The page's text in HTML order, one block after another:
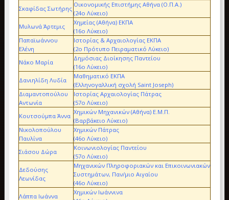
Σκαφίδας Σωτήρης
Οικονομικής Επιστήμης Αθήνα (Ο.Π.Α.)
(24ο Λύκειο)
Μυλωνά Άρτεμις
Χημείας (Αθήνα) ΕΚΠΑ
(16ο Λύκειο)
Παπαϊωάννου
Ελένη
Ιστορίας & Αρχαιολογίας ΕΚΠΑ
(2ο Πρότυπο Πειραματικό Λύκειο)
Νάκο Μαρία
Δημόσιας Διοίκησης Παντείου
(16ο Λύκειο)
Δανιηλίδη Λυδία
Μαθηματικό ΕΚΠΑ
(Ελληνογαλλική σχολή Saint Joseph)
Διαμαντοπούλου
Αντωνία
Ιστορίας Αρχαιολογίας Πάτρας
(57ο Λύκειο)
Κουτσούμπα Άννα
Χημικών Μηχανικών (Αθήνα) Ε.Μ.Π.
(Βαρβάκειο Λύκειο)
Νικολοπούλου
Παυλίνα
Χημικών Πάτρας
(46ο Λύκειο)
Σιάσου Δώρα
Κοινωνιολογίας Παντείου
(57ο Λύκειο)
Δεδούσης
Λεωνίδας
Μηχανικών Πληροφοριακών και Επικοινωνιακών
Συστημάτων, Παν/μιο Αιγαίου
(46ο Λύκειο)
Λάππα Ιωάννα
Χημικών Ιωάννινα